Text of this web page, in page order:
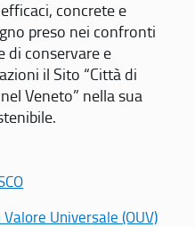
concrete e
preso nei confronti
di conservare e
il Sito “Città di
Veneto” nella sua
Universale (OUV)